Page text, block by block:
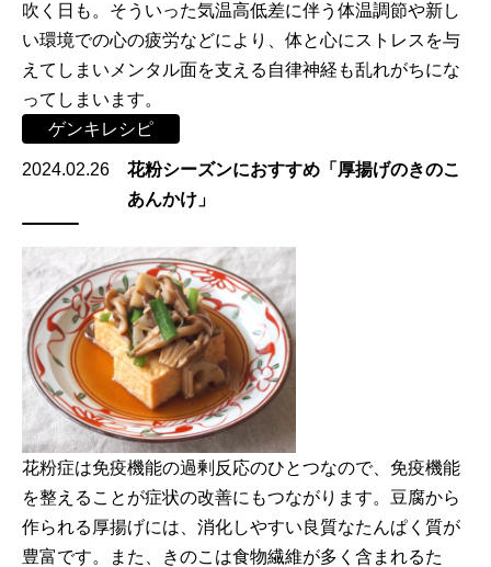
吹く日も。そういった気温高低差に伴う体温調節や新し
い環境での心の疲労などにより、体と心にストレスを与
えてしまいメンタル面を支える自律神経も乱れがちにな
ってしまいます。
ゲンキレシピ
2024.02.26
花粉シーズンにおすすめ「厚揚げのきのこ
あんかけ」
花粉症は免疫機能の過剰反応のひとつなので、免疫機能
を整えることが症状の改善にもつながります。豆腐から
作られる厚揚げには、消化しやすい良質なたんぱく質が
豊富です。また、きのこは食物繊維が多く含まれるた